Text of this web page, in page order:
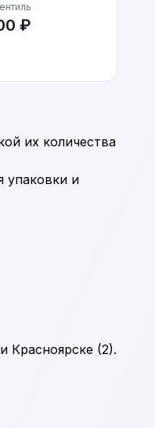
₽
их количества
упаковки и
Красноярске (2).